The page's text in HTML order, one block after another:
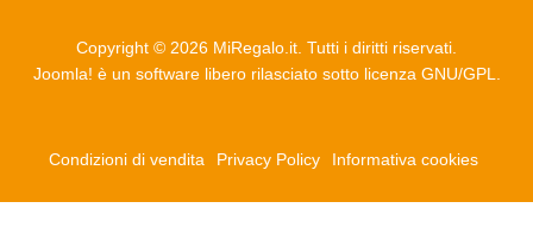
Copyright © 2026 MiRegalo.it. Tutti i diritti riservati.
Joomla! è un software libero rilasciato sotto licenza GNU/GPL.
Condizioni di vendita Privacy Policy Informativa cookies